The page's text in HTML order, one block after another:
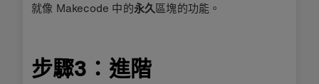
就像 Makecode 中的永久區塊的功能。
步驟3：進階